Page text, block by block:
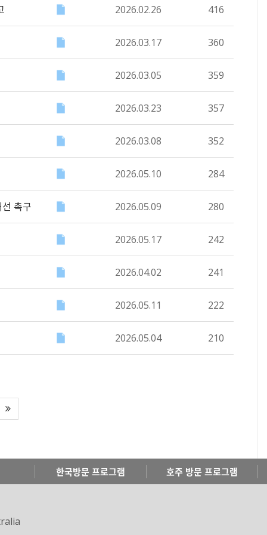
2026.02.26 416
2026.03.17 360
2026.03.05 359
2026.03.23 357
2026.03.08 352
2026.05.10 284
촉구 2026.05.09 280
2026.05.17 242
2026.04.02 241
2026.05.11 222
2026.05.04 210
한국방문 프로그램 호주 방문 프로그램